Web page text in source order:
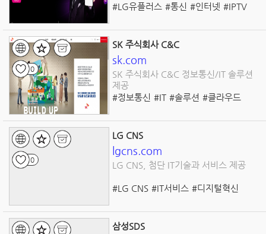
#LG유플러스 #통신 #인터넷 #IPTV
#디지털 #혁신
SK 주식회사 C&C
sk.com
SK 주식회사 C&C 정보통신/IT 솔루션
제공
#정보통신 #IT #솔루션 #클라우드
#서비스품질 #디지털변환
0
LG CNS
lgcns.com
LG CNS, 첨단 IT기술과 서비스 제공
#LG CNS #IT서비스 #디지털혁신
#IoT #지속가능발전 #그린IT
#기술혁신
0
삼성SDS